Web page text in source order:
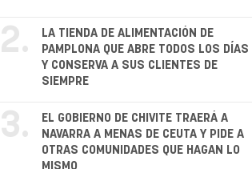
2.
LA TIENDA DE ALIMENTACIÓN DE
PAMPLONA QUE ABRE TODOS LOS DÍAS
Y CONSERVA A SUS CLIENTES DE
SIEMPRE
3.
EL GOBIERNO DE CHIVITE TRAERÁ A
NAVARRA A MENAS DE CEUTA Y PIDE A
OTRAS COMUNIDADES QUE HAGAN LO
MISMO